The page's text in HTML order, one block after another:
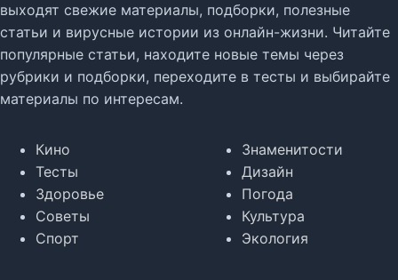
выходят свежие материалы, подборки, полезные
статьи и вирусные истории из онлайн-жизни. Читайте
популярные статьи, находите новые темы через
рубрики и подборки, переходите в тесты и выбирайте
материалы по интересам.
Кино
Тесты
Здоровье
Советы
Спорт
Знаменитости
Дизайн
Погода
Культура
Экология